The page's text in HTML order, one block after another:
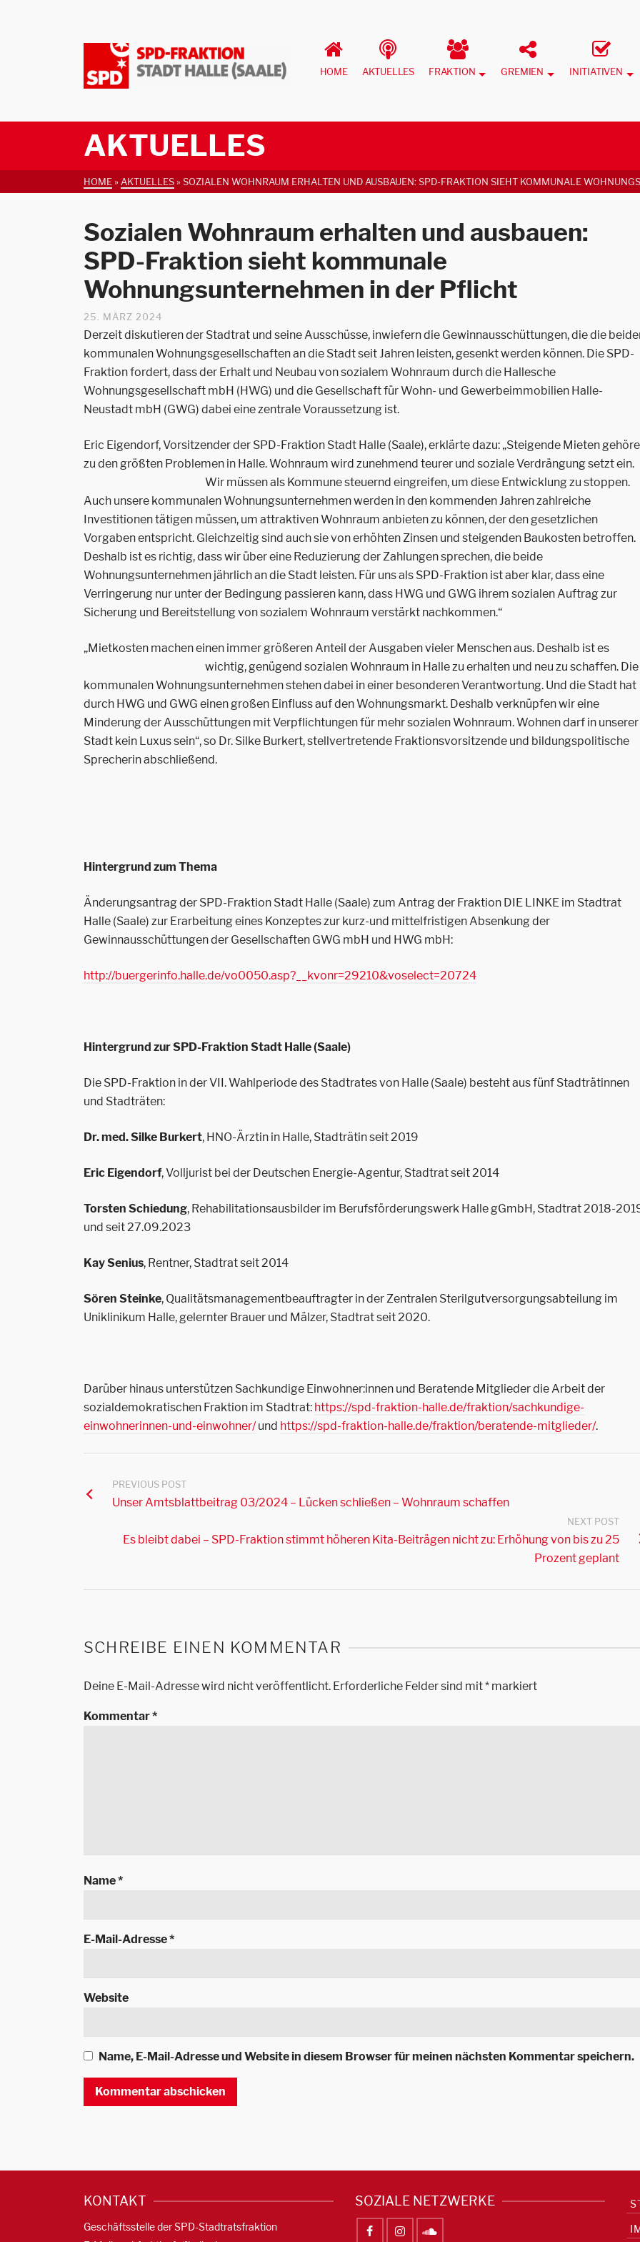
HOME AKTUELLES FRAKTION GREMIEN INITIATIVEN
AKTUELLES
HOME» AKTUELLES»SOZIALEN WOHNRAUM ERHALTEN UND AUSBAUEN: SPD-FRAKTION SIEHT KOMMUNALE
Sozialen Wohnraum erhalten und ausbauen:
SPD-Fraktion sieht kommunale
Wohnungsunternehmen in der Pflicht
25. MÄRZ 2024
Derzeit diskutieren der Stadtrat und seine Ausschüsse, inwiefern die Gewinnausschüttungen, die die
kommunalen Wohnungsgesellschaften an die Stadt seit Jahren leisten, gesenkt werden können. Die SPD-
Fraktion fordert, dass der Erhalt und Neubau von sozialem Wohnraum durch die Hallesche
Wohnungsgesellschaft mbH (HWG) und die Gesellschaft für Wohn- und Gewerbeimmobilien Halle-
Neustadt mbH (GWG) dabei eine zentrale Voraussetzung ist.
Eric Eigendorf, Vorsitzender der SPD-Fraktion Stadt Halle (Saale), erklärte dazu: „Steigende Mieten
zu den größten Problemen in Halle. Wohnraum wird zunehmend teurer und soziale Verdrängung setzt ein.
Wir müssen als Kommune steuernd eingreifen, um diese Entwicklung zu stoppen.
Auch unsere kommunalen Wohnungsunternehmen werden in den kommenden Jahren zahlreiche
Investitionen tätigen müssen, um attraktiven Wohnraum anbieten zu können, der den gesetzlichen
Vorgaben entspricht. Gleichzeitig sind auch sie von erhöhten Zinsen und steigenden Baukosten betroffen.
Deshalb ist es richtig, dass wir über eine Reduzierung der Zahlungen sprechen, die beide
Wohnungsunternehmen jährlich an die Stadt leisten. Für uns als SPD-Fraktion ist aber klar, dass eine
Verringerung nur unter der Bedingung passieren kann, dass HWG und GWG ihrem sozialen Auftrag zur
Sicherung und Bereitstellung von sozialem Wohnraum verstärkt nachkommen.“
„Mietkosten machen einen immer größeren Anteil der Ausgaben vieler Menschen aus. Deshalb ist es
wichtig, genügend sozialen Wohnraum in Halle zu erhalten und neu zu schaffen. Die
kommunalen Wohnungsunternehmen stehen dabei in einer besonderen Verantwortung. Und die Stadt hat
durch HWG und GWG einen großen Einfluss auf den Wohnungsmarkt. Deshalb verknüpfen wir eine
Minderung der Ausschüttungen mit Verpflichtungen für mehr sozialen Wohnraum. Wohnen darf in unserer
Stadt kein Luxus sein“, so Dr. Silke Burkert, stellvertretende Fraktionsvorsitzende und bildungspolitische
Sprecherin abschließend.
Hintergrund zum Thema
Änderungsantrag der SPD-Fraktion Stadt Halle (Saale) zum Antrag der Fraktion DIE LINKE im Stadtrat
Halle (Saale) zur Erarbeitung eines Konzeptes zur kurz-und mittelfristigen Absenkung der
Gewinnausschüttungen der Gesellschaften GWG mbH und HWG mbH:
http://buergerinfo.halle.de/vo0050.asp?__kvonr=29210&voselect=20724
Hintergrund zur SPD-Fraktion Stadt Halle (Saale)
Die SPD-Fraktion in der VII. Wahlperiode des Stadtrates von Halle (Saale) besteht aus fünf Stadträtinnen
und Stadträten:
Dr. med. Silke Burkert, HNO-Ärztin in Halle, Stadträtin seit 2019
Eric Eigendorf, Volljurist bei der Deutschen Energie-Agentur, Stadtrat seit 2014
Torsten Schiedung, Rehabilitationsausbilder im Berufsförderungswerk Halle gGmbH, Stadtrat 2018-
und seit 27.09.2023
Kay Senius, Rentner, Stadtrat seit 2014
Sören Steinke, Qualitätsmanagementbeauftragter in der Zentralen Sterilgutversorgungsabteilung im
Uniklinikum Halle, gelernter Brauer und Mälzer, Stadtrat seit 2020.
Darüber hinaus unterstützen Sachkundige Einwohner:innen und Beratende Mitglieder die Arbeit der
sozialdemokratischen Fraktion im Stadtrat: https://spd-fraktion-halle.de/fraktion/sachkundige-
einwohnerinnen-und-einwohner/und https://spd-fraktion-halle.de/fraktion/beratende-mitglieder/.
PREVIOUS POST
Unser Amtsblattbeitrag 03/2024 – Lücken schließen – Wohnraum schaffen
NEXT POST
Es bleibt dabei – SPD-Fraktion stimmt höheren Kita-Beiträgen nicht zu: Erhöhung von bis zu 25
Prozent geplant
SCHREIBE EINEN KOMMENTAR
Deine E-Mail-Adresse wird nicht veröffentlicht. Erforderliche Felder sind mit* markiert
Kommentar*
Name*
E-Mail-Adresse*
Website
Name, E-Mail-Adresse und Website in diesem Browser für meinen nächsten Kommentar speichern.
KONTAKT
Geschäftsstelle der SPD-Stadtratsfraktion
SOZIALE NETZWERKE